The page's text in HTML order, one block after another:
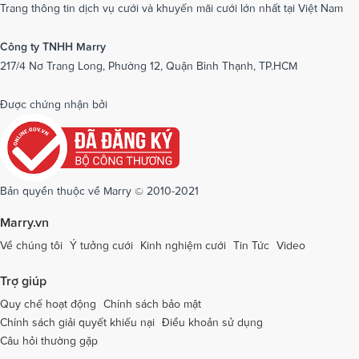
Dịch vụ cưới tại Nam Định Dịch vụ cưới tại Nghệ An
Dịch vụ cưới tại Phú Yên Dịch vụ cưới tại Phú Thọ
Dịch vụ cưới tại Quảng Ngãi
Dịch vụ cưới tại Quảng Ninh
Dịch vụ cưới tại Sóc Trăng Dịch vụ cưới tại Sơn La
Dịch vụ cưới tại Thái Bình Dịch vụ cưới tại Thanh Hóa
Dịch vụ cưới tại Thừa Thiên - Huế
Dịch vụ cưới tại An Giang Dịch vụ cưới tại Trà Vinh
Dịch vụ cưới tại Tuyên Quang
Trang thông tin dịch vụ cưới và khuyến mãi cưới lớn nhất tại Việt Nam
Công ty TNHH Marry
217/4 Nơ Trang Long, Phường 12, Quận Bình Thạnh, TP.HCM
Được chứng nhận bởi
Bản quyền thuộc về Marry © 2010-2021
Marry.vn
Về chúng tôi Ý tưởng cưới Kinh nghiệm cưới Tin Tức Video
Trợ giúp
Quy chế hoạt động
Chính sách bảo mật
Chính sách giải quyết khiếu nại Điều khoản sử dụng
Câu hỏi thường gặp